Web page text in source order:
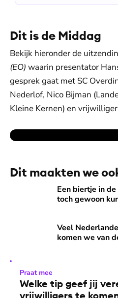
Dit is de Middag
Bekijk hieronder de
(EO) waarin presentator
gesprek gaat met SC
Nederlof, Nico Bijman
Kleine Kernen) en
Dit maakten we
Een biertje in
toch gewoon
Een biertje in de
Veel
komen we van
Veel Nederlanders sporten
Praat mee
Welke tip geef jij
vrijwilligers te